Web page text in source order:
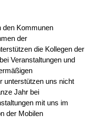
den Kommunen
der
die Kollegen der
Veranstaltungen und
unterstützen uns nicht
Jahr bei
mit uns im
der Mobilen